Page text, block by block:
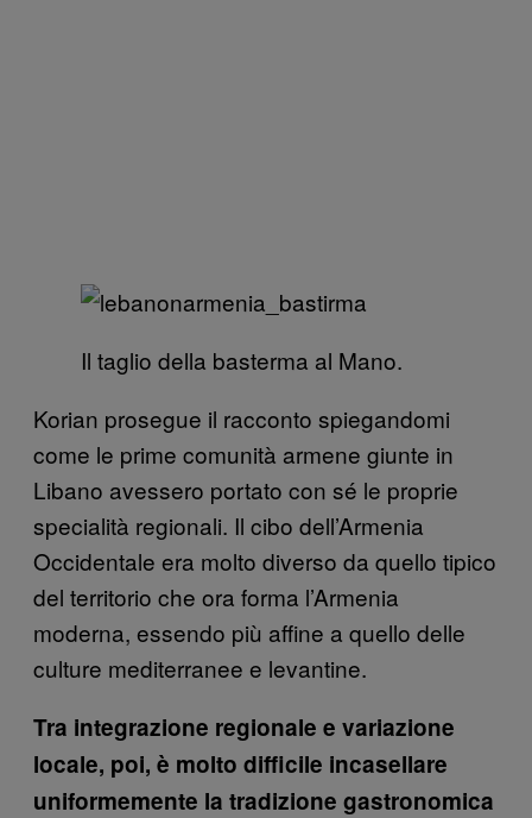
Il taglio della basterma al Mano.
Korian prosegue il racconto spiegandomi
come le prime comunità armene giunte in
Libano avessero portato con sé le proprie
specialità regionali. Il cibo dell’Armenia
Occidentale era molto diverso da quello tipico
del territorio che ora forma l’Armenia
moderna, essendo più affine a quello delle
culture mediterranee e levantine.
Tra integrazione regionale e variazione
locale, poi, è molto difficile incasellare
uniformemente la tradizione gastronomica